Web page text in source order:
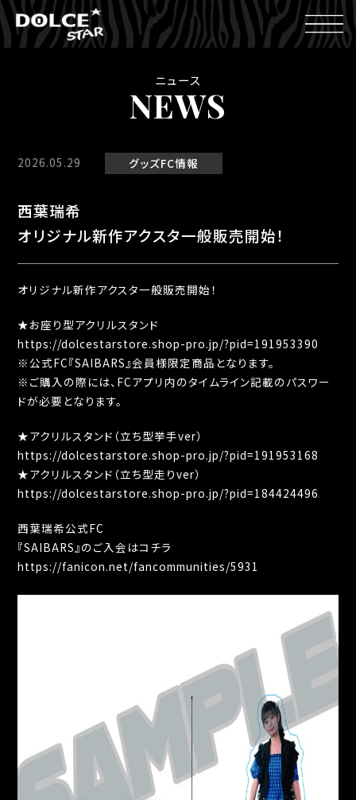
ニュース
NEWS
2026.05.29 グッズFC情報
西葉瑞希
オリジナル新作アクスタ一般販売開始！
オリジナル新作アクスタ一般販売開始！
★お座り型アクリルスタンド
https://dolcestarstore.shop-pro.jp/?pid=191953390
※公式FC『SAIBARS』会員様限定商品となります。
※ご購入の際には、FCアプリ内のタイムライン記載のパスワー
ドが必要となります。
★アクリルスタンド（立ち型挙手ver）
https://dolcestarstore.shop-pro.jp/?pid=191953168
★アクリルスタンド（立ち型走りver）
https://dolcestarstore.shop-pro.jp/?pid=184424496
西葉瑞希公式FC
『SAIBARS』のご入会はコチラ
https://fanicon.net/fancommunities/5931